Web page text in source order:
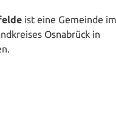
ist eine Gemeinde im
Osnabrück in